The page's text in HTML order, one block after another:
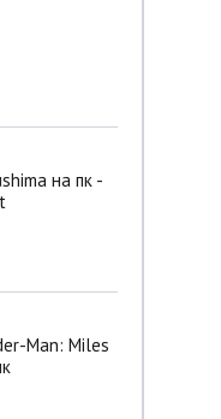
на пк -
Man: Miles